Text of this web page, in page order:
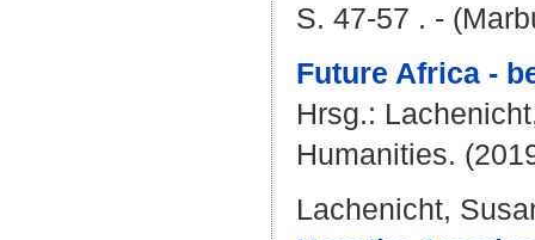
S. 47-57 . -
Future Africa -
Hrsg.:
Humanities.
Lachenicht,